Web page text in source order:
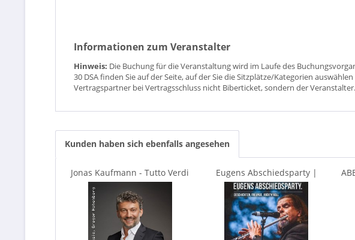
Informationen zum Veranstalter
Hinweis: Die Buchung für die Veranstaltung wird im Laufe des
30 DSA finden Sie auf der Seite, auf der Sie die Sitzplätze/Kategorien
Vertragspartner bei Vertragsschluss nicht Biberticket, sondern der Veranstalter.
Kunden haben sich ebenfalls angesehen
Jonas Kaufmann - Tutto Verdi
Eugens Abschiedsparty |
Kulturzentrum Feuerwache